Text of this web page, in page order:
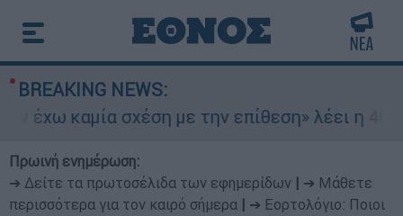
BREAKING NEWS:
καμία σχέση με την επίθεση» λέει η
Πρωινή ενημέρωση:
➔ Δείτε τα πρωτοσέλιδα των εφημερίδων
➔ Μάθετε
περισσότερα για τον καιρό σήμερα
➔ Εορτολόγιο: Ποιοι